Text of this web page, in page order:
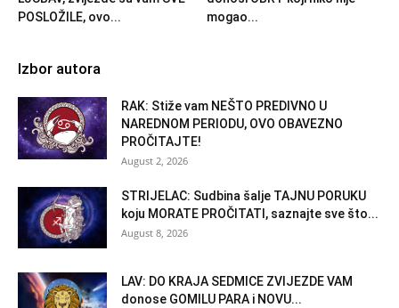
POSLOŽILE, ovo...
mogao...
Izbor autora
RAK: Stiže vam NEŠTO PREDIVNO U
NAREDNOM PERIODU, OVO OBAVEZNO
PROČITAJTE!
August 2, 2026
STRIJELAC: Sudbina šalje TAJNU PORUKU
koju MORATE PROČITATI, saznajte sve što...
August 8, 2026
LAV: DO KRAJA SEDMICE ZVIJEZDE VAM
donose GOMILU PARA i NOVU...